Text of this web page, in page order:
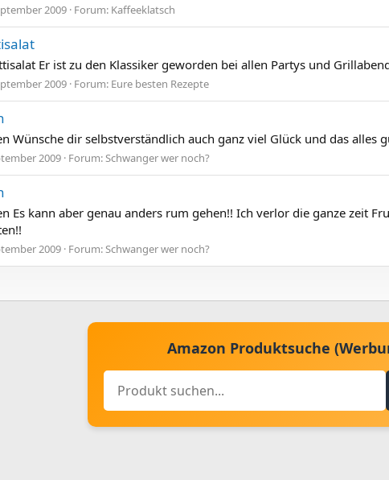
2009 Forum: Kaffeeklatsch
Er ist zu den Klassiker geworden bei allen Partys und
2009 Forum: Eure besten Rezepte
Wünsche dir selbstverständlich auch ganz viel Glück und das alles
2009 Forum:Schwanger wer noch?
Es kann aber genau anders rum gehen!! Ich verlor die ganze zeit
2009 Forum: Schwanger wer noch?
Amazon Produktsuche